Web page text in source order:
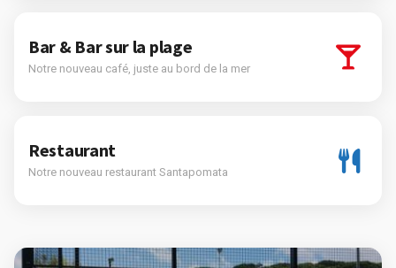
Bar & Bar sur la plage
Notre nouveau café, juste au bord de la mer
Restaurant
Notre nouveau restaurant Santapomata